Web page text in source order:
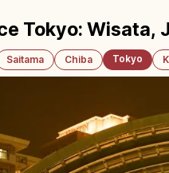
Tokyo:
Saitama Chiba Tokyo